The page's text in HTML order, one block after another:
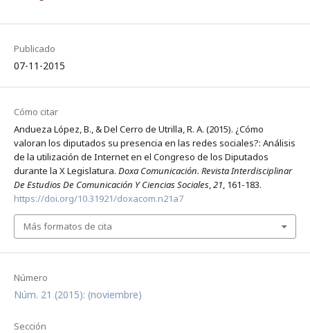
Publicado
07-11-2015
Número
Núm. 21 (2015): (noviembre)
Sección
Cómo citar
Andueza López, B., & Del Cerro de Utrilla, R. A. (2015). ¿Cómo
valoran los diputados su presencia en las redes sociales?: Análisis
de la utilización de Internet en el Congreso de los Diputados
durante la X Legislatura. Doxa Comunicación. Revista Interdisciplinar
De Estudios De Comunicación Y Ciencias Sociales,21, 161-183.
https://doi.org/10.31921/doxacom.n21a7
Más formatos de cita